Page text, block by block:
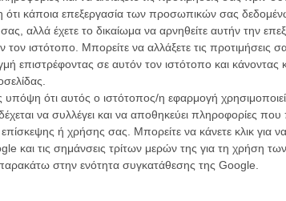
κάποια επεξεργασία των προσωπικών σας
αλλά έχετε το δικαίωμα να αρνηθείτε αυτήν την
τον ιστότοπο. Μπορείτε να αλλάξετε τις προτιμήσεις
επιστρέφοντας σε αυτόν τον ιστότοπο και
υπόψη ότι αυτός ο ιστότοπος/η εφαρμογή
να συλλέγει και να αποθηκεύει πληροφορίες που
ή χρήσης σας. Μπορείτε να κάνετε κλικ για
και τις σημάνσεις τρίτων μερών της για τη χρήση
παρακάτω στην ενότητα συγκατάθεσης της Google.